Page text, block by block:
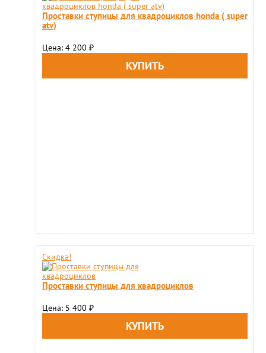
Проставки ступицы для квадроциклов honda ( super
atv)
Цена: 4 200 ₽
Скидка!
Проставки ступицы для квадроциклов
Цена: 5 400 ₽